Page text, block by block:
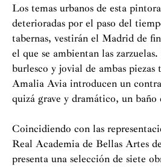
Los temas urbanos de esta
deterioradas por el paso del
tabernas, vestirán el Madrid de
el que se ambientan las
burlesco y jovial de ambas piezas
Amalia Avia introducen un
quizá grave y dramático, un baño
Coincidiendo con las
Real Academia de Bellas Artes
presenta una selección de siete